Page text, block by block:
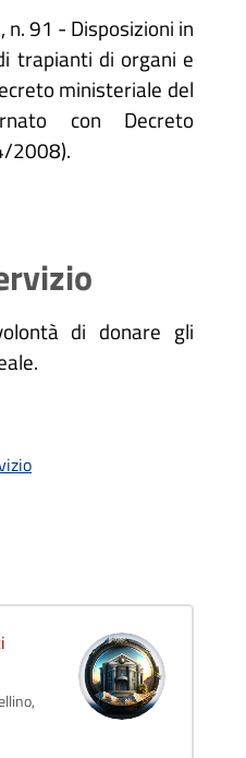
91 - Disposizioni in
trapianti di organi e
ministeriale del
con Decreto
2008).
di donare gli